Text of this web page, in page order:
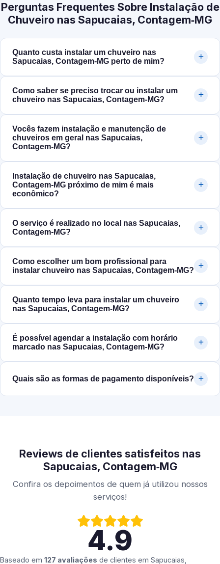
Perguntas Frequentes Sobre Instalação de
Chuveiro nas Sapucaias, Contagem‑MG
Quanto custa instalar um chuveiro nas
Sapucaias, Contagem‑MG perto de mim?
Como saber se preciso trocar ou instalar um
chuveiro nas Sapucaias, Contagem‑MG?
Vocês fazem instalação e manutenção de
chuveiros em geral nas Sapucaias,
Contagem‑MG?
Instalação de chuveiro nas Sapucaias,
Contagem‑MG próximo de mim é mais
econômico?
O serviço é realizado no local nas Sapucaias,
Contagem‑MG?
Como escolher um bom profissional para
instalar chuveiro nas Sapucaias, Contagem‑MG?
Quanto tempo leva para instalar um chuveiro
nas Sapucaias, Contagem‑MG?
É possível agendar a instalação com horário
marcado nas Sapucaias, Contagem‑MG?
Quais são as formas de pagamento disponíveis?
Reviews de clientes satisfeitos nas
Sapucaias, Contagem‑MG
Confira os depoimentos de quem já utilizou nossos
serviços!
4.9
Baseado em 127 avaliações de clientes em Sapucaias,